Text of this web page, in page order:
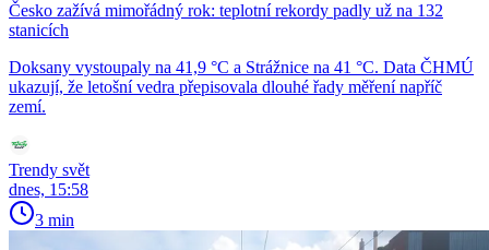
Česko zažívá mimořádný rok: teplotní rekordy padly už na 132
stanicích
Doksany vystoupaly na 41,9 °C a Strážnice na 41 °C. Data ČHMÚ
ukazují, že letošní vedra přepisovala dlouhé řady měření napříč
zemí.
Trendy svět
dnes, 15:58
3 min